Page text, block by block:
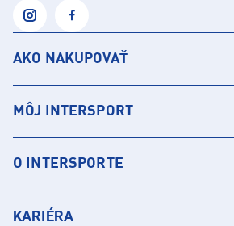
AKO NAKUPOVAŤ
MÔJ INTERSPORT
O INTERSPORTE
KARIÉRA